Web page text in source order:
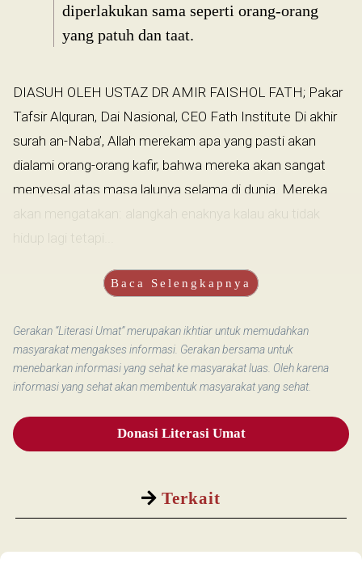
Terkait
diperlakukan sama seperti orang-orang
yang patuh dan taat.
DIASUH OLEH USTAZ DR AMIR FAISHOL FATH; Pakar
Tafsir Alquran, Dai Nasional, CEO Fath Institute Di akhir
surah an-Naba’, Allah merekam apa yang pasti akan
dialami orang-orang kafir, bahwa mereka akan sangat
menyesal atas masa lalunya selama di dunia. Mereka
akan mengatakan: alangkah enaknya kalau aku tidak
hidup lagi tetapi...
Baca Selengkapnya
Gerakan “Literasi Umat” merupakan ikhtiar untuk memudahkan
masyarakat mengakses informasi. Gerakan bersama untuk
menebarkan informasi yang sehat ke masyarakat luas. Oleh karena
informasi yang sehat akan membentuk masyarakat yang sehat.
Donasi Literasi Umat